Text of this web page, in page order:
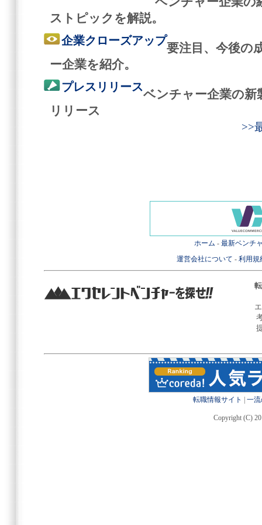
ストピックを解説。
企業クローズアップ
要注目、今後の
ー企業を紹介。
プレスリリース
ベンチャー企業の新
リリース
>>
ホーム - 最新ベンチ
運営会社について - 利用規
転職情報サイト 一
Copyright (C)